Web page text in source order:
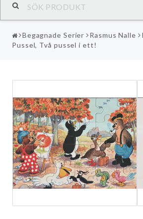
Begagnade Serier Rasmus Nalle
Pussel, Två pussel i ett!